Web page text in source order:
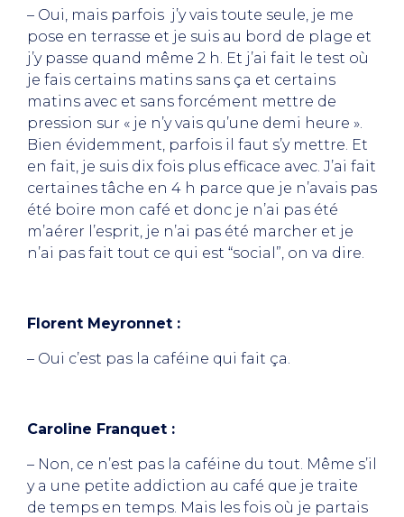
– Oui, mais parfois j’y vais toute seule, je me
pose en terrasse et je suis au bord de plage et
j’y passe quand même 2 h. Et j’ai fait le test où
je fais certains matins sans ça et certains
matins avec et sans forcément mettre de
pression sur « je n’y vais qu’une demi heure ».
Bien évidemment, parfois il faut s’y mettre. Et
en fait, je suis dix fois plus efficace avec. J’ai fait
certaines tâche en 4 h parce que je n’avais pas
été boire mon café et donc je n’ai pas été
m’aérer l’esprit, je n’ai pas été marcher et je
n’ai pas fait tout ce qui est “social”, on va dire.
Florent Meyronnet :
– Oui c’est pas la caféine qui fait ça.
Caroline Franquet :
– Non, ce n’est pas la caféine du tout. Même s’il
y a une petite addiction au café que je traite
de temps en temps. Mais les fois où je partais